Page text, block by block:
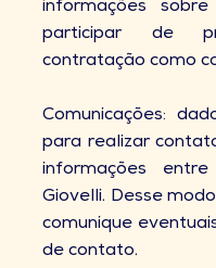
informações
participar de
contratação como
Comunicações:
para realizar
informações
Giovelli. Desse
comunique
de contato.